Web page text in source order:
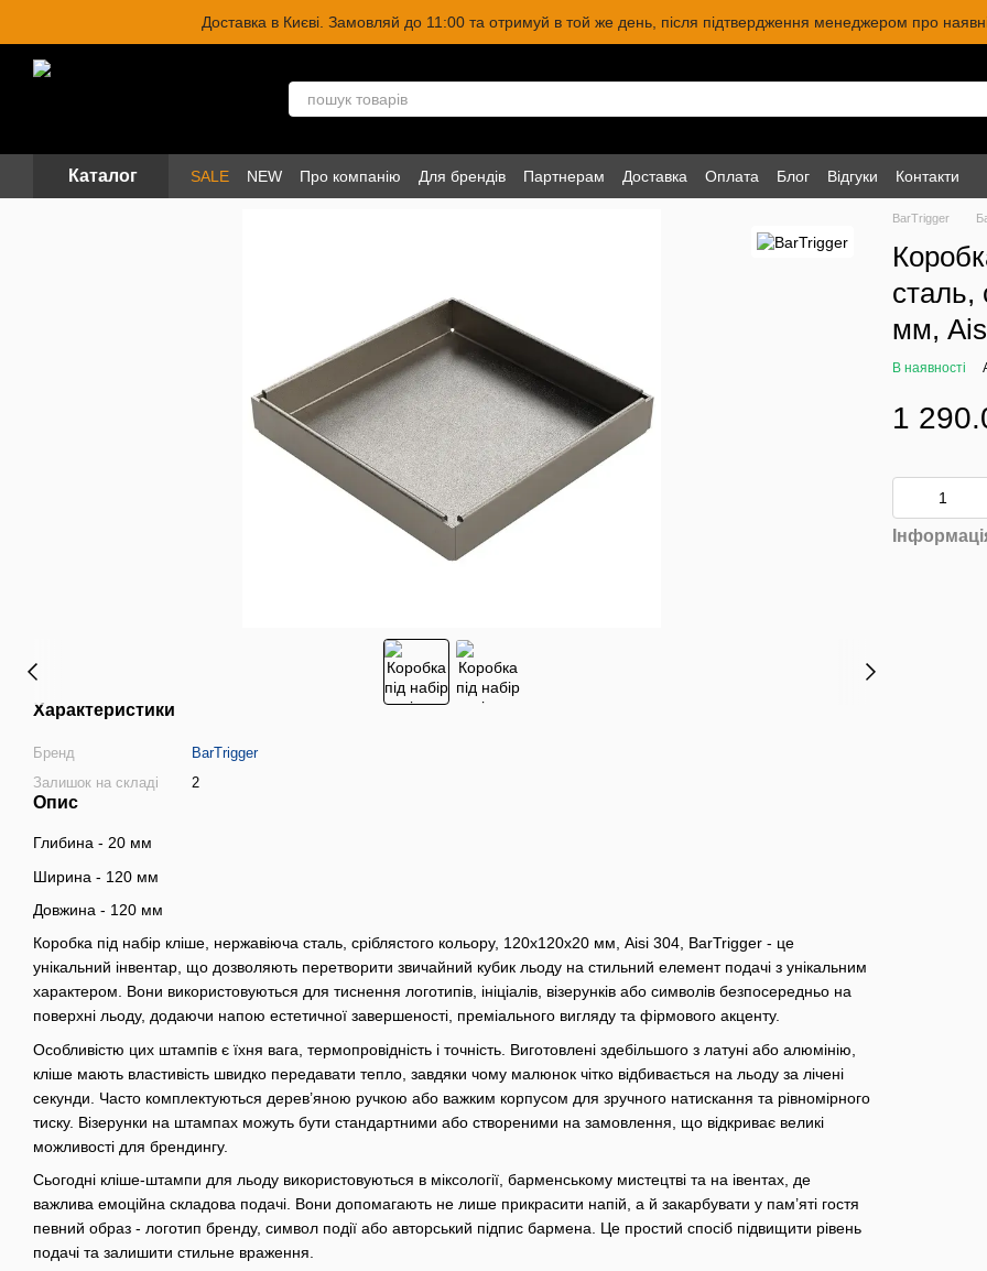
Перейти до основного контентуДоставка в Києві. Замовляй до 11:00 та отримуй в той же день, після підтвердження менеджером про
Каталог SALE NEW Про компанію Для брендів Партнерам Доставка Оплата Блог Відгуки Контакти
Характеристики
Бренд
BarTrigger
Залишок на складі
2
Опис
Глибина - 20 мм
Ширина - 120 мм
Довжина - 120 мм
Коробка під набір кліше, нержавіюча сталь, сріблястого кольору, 120х120х20 мм, Aisi 304, BarTrigger - це
унікальний інвентар, що дозволяють перетворити звичайний кубик льоду на стильний елемент подачі з унікальним
характером. Вони використовуються для тиснення логотипів, ініціалів, візерунків або символів безпосередньо на
поверхні льоду, додаючи напою естетичної завершеності, преміального вигляду та фірмового акценту.
Особливістю цих штампів є їхня вага, термопровідність і точність. Виготовлені здебільшого з латуні або алюмінію,
кліше мають властивість швидко передавати тепло, завдяки чому малюнок чітко відбивається на льоду за лічені
секунди. Часто комплектуються дерев’яною ручкою або важким корпусом для зручного натискання та рівномірного
тиску. Візерунки на штампах можуть бути стандартними або створеними на замовлення, що відкриває великі
можливості для брендингу.
Сьогодні кліше-штампи для льоду використовуються в міксології, барменському мистецтві та на івентах, де
важлива емоційна складова подачі. Вони допомагають не лише прикрасити напій, а й закарбувати у пам’яті гостя
певний образ - логотип бренду, символ події або авторський підпис бармена. Це простий спосіб підвищити рівень
подачі та залишити стильне враження.
BarTrigger
сталь,
мм,
В наявності
1